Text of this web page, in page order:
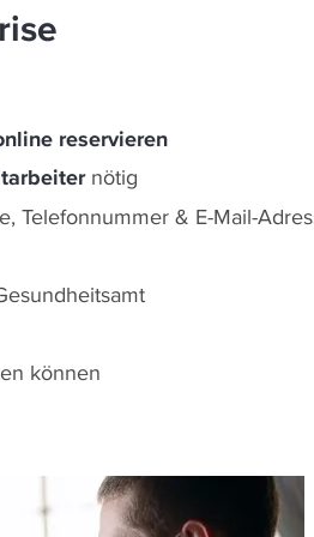
reservieren
nötig
Telefonnummer & E-Mail-
können